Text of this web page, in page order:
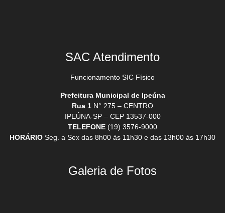
SAC Atendimento
Funcionamento SIC Físico
Prefeitura Municipal de Ipeúna
Rua 1 N° 275 – CENTRO
IPEÚNA-SP – CEP 13537-000
TELEFONE (19) 3576-9000
HORÁRIO Seg. a Sex das 8h00 às 11h30 e das 13h00 às 17h30
Galeria de Fotos